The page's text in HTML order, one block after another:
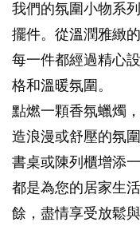
我們的氛圍小物系
擺件。從溫潤雅緻
每一件都經過精心
格和溫暖氛圍。
點燃一顆香氛蠟燭
造浪漫或舒壓的氛
書桌或陳列櫃增添
都是為您的居家生
餘，盡情享受放鬆